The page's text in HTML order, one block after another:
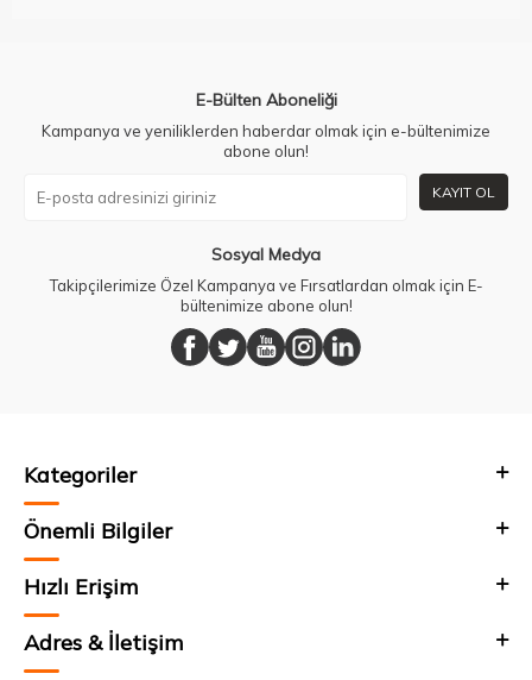
E-Bülten Aboneliği
Kampanya ve yeniliklerden haberdar olmak için e-bültenimize
abone olun!
KAYIT OL
Sosyal Medya
Takipçilerimize Özel Kampanya ve Fırsatlardan olmak için E-
bültenimize abone olun!
Kategoriler
Önemli Bilgiler
Hızlı Erişim
Adres & İletişim